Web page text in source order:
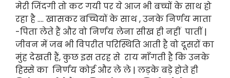
मेरी जिंदगी तो कट गयी पर ये आज भी बच्चों के साथ हो
रहा है …. खासकर बच्चियों के साथ , उनके निर्णय माता
-पिता लेते हैं और वो निर्णय लेना सीख ही नहीं पातीं |
जीवन में जब भी विपरीत परिस्थिति आती है वो दूसरों का
मुंह देखती हैं, कुछ इस तरह से राय माँगती है कि उनके
हिस्से का निर्णय कोई और ले ले | लड़के बड़े होते ही